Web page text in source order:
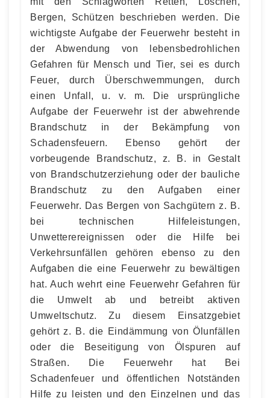
Bergen, Schützen beschrieben werden. Die
wichtigste Aufgabe der Feuerwehr besteht in
der Abwendung von lebensbedrohlichen
Gefahren für Mensch und Tier, sei es durch
Feuer, durch Überschwemmungen, durch
einen Unfall, u. v. m. Die ursprüngliche
Aufgabe der Feuerwehr ist der abwehrende
Brandschutz in der Bekämpfung von
Schadensfeuern. Ebenso gehört der
vorbeugende Brandschutz, z. B. in Gestalt
von Brandschutzerziehung oder der bauliche
Brandschutz zu den Aufgaben einer
Feuerwehr. Das Bergen von Sachgütern z. B.
bei technischen Hilfeleistungen,
Unwetterereignissen oder die Hilfe bei
Verkehrsunfällen gehören ebenso zu den
Aufgaben die eine Feuerwehr zu bewältigen
hat. Auch wehrt eine Feuerwehr Gefahren für
die Umwelt ab und betreibt aktiven
Umweltschutz. Zu diesem Einsatzgebiet
gehört z. B. die Eindämmung von Ölunfällen
oder die Beseitigung von Ölspuren auf
Straßen. Die Feuerwehr hat Bei
Schadenfeuer und öffentlichen Notständen
Hilfe zu leisten und den Einzelnen und das